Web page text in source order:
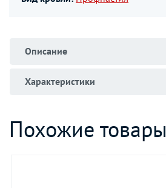
Описание
Характеристики
Похожие товары